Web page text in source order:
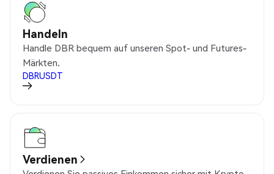
Handeln
Handle DBR bequem auf unseren Spot- und Futures-
Märkten.
DBRUSDT
Verdienen